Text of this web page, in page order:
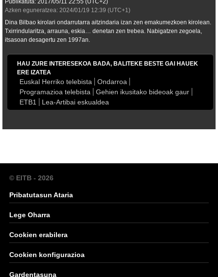
Publikatuta: 2017/05/11 22:55 (UTC+2)
Azken eguneratzea: 2024/01/19 12:39 (UTC+1)
Dina Bilbao kirolari ondarrutarra aitzindaria izan zen emakumezkoen kirolean.
Txirrindularitza, arrauna, eskia… denetan zen trebea. Nabigatzen zegoela,
itsasoan desagertu zen 1997an.
HAU ZURE INTERESEKOA BADA, BALITEKE BESTE GAI HAUEK
ERE IZATEA
Euskal Herriko telebista
Ondarroa
Programazioa telebista
Gehien ikusitako bideoak gaur
ETB1
Lea-Artibai eskualdea
© EITB - 2026
Pribatutasun Ataria
Lege Oharra
Cookien erabilera
Cookien konfigurazioa
Gardentasuna